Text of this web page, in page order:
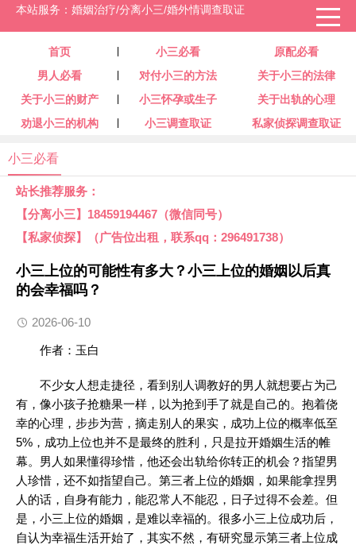
首页 小三必看
原配必看
男人必看
对付小三的方法
关于小三的法律
关于小三的财产
小三怀孕或生子
关于出轨的心理
劝退小三的机构
小三调查取证 私家侦探调查取证
本站服务：婚姻治疗/分离小三/婚外情调查取证
小三必看
站长推荐服务：
【分离小三】18459194467（微信同号）
【私家侦探】（广告位出租，联系qq：296491738）
小三上位的可能性有多大？小三上位的婚姻以后真
的会幸福吗？
2026-06-10
作者：玉白
不少女人想走捷径，看到别人调教好的男人就想要占为己
有，像小孩子抢糖果一样，以为抢到手了就是自己的。抱着侥
幸的心理，步步为营，摘走别人的果实，成功上位的概率低至
5%，成功上位也并不是最终的胜利，只是拉开婚姻生活的帷
幕。男人如果懂得珍惜，他还会出轨给你转正的机会？指望男
人珍惜，还不如指望自己。第三者上位的婚姻，如果能拿捏男
人的话，自身有能力，能忍常人不能忍，日子过得不会差。但
是，小三上位的婚姻，是难以幸福的。很多小三上位成功后，
自认为幸福生活开始了，其实不然，有研究显示第三者上位成